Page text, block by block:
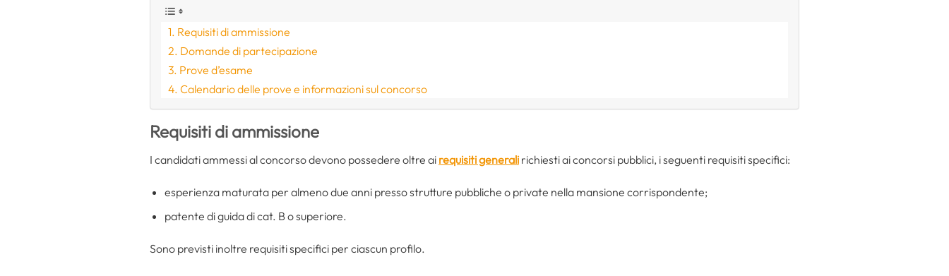
Requisiti di ammissione
Domande di partecipazione
Prove d’esame
Calendario delle prove e informazioni sul concorso
Requisiti di ammissione
I candidati ammessi al concorso devono possedere oltre ai requisiti generali richiesti ai concorsi pubblici, i seguenti requisiti specifici:
esperienza maturata per almeno due anni presso strutture pubbliche o private nella mansione corrispondente;
patente di guida di cat. B o superiore.
Sono previsti inoltre requisiti specifici per ciascun profilo.